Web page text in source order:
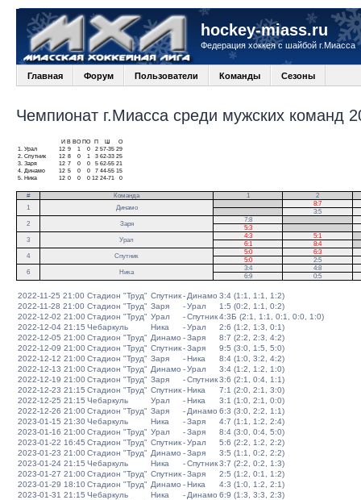
hockey-miass.ru
Федерация хоккея с шайбой г.Миасса
Главная Форум Пользователи Команды Сезоны
Чемпионат г.Миасса среди мужских команд
И В ВО ПО П
О
1.
Урал 12 9 1 0 2 57-35 29
2. Спутник 12 8 0 1 3 62-33 25
3. Заря 12 7 0 0 5 62-55 21
4.
Динамо 12 5 0 0 7 44-55 15
5.
Ника 12 0 0 0 12 24-71 0
# Команда 1
2
1
Динамо
8:7
3:5
2
Заря
7:8
5:3
3
Урал
4:3 5:1
6:1
8:4
4
Спутник
5:0
6:3
5:0
2:5
6
Ника
3:4
4:8
6:9
0:5
2022-11-25 21:00 Стадион "Труд" Спутник- Динамо 3:4 (1:1, 1:1, 1:2)
2022-11-28 21:00 Стадион "Труд" Заря -Урал
1:5 (0:2, 1:1, 0:2)
2022-12-02 21:00Стадион "Труд" Урал -Спутник4:3Б (2:1, 1:1, 0:1, 0:0, 1:0)
2022-12-04 21:15 Чебаркуль Ника -Урал
2:6 (1:2, 1:3, 0:1)
2022-12-05 21:00Стадион "Труд" Динамо -Заря
8:7 (2:2, 2:3, 4:2)
2022-12-09 21:00Стадион "Труд" Спутник-Заря
9:5 (3:0, 1:5, 5:0)
2022-12-12 21:00Стадион "Труд" Заря -Ника
8:4 (1:0, 3:2, 4:2)
2022-12-13 21:00Стадион "Труд" Динамо -Урал
3:4 (1:2, 1:2, 1:0)
2022-12-19 21:00Стадион "Труд" Заря -Спутник3:6 (2:1, 0:4, 1:1)
2022-12-23 21:15 Стадион "Труд" Спутник-Ника
7:1 (2:0, 2:1, 3:0)
2022-12-25 21:15 Чебаркуль Урал -Ника
3:1 (1:0, 2:1, 0:0)
2022-12-26 21:00Стадион "Труд" Заря - Динамо 6:3 (3:0, 2:2, 1:1)
2023-01-15 21:30Чебаркуль Ника -Заря
4:7 (1:1, 1:2, 2:4)
2023-01-16 21:00Стадион "Труд" Урал -Заря
8:4 (3:0, 0:4, 5:0)
2023-01-22 16:45 Стадион "Труд" Спутник-Урал
5:6 (2:2, 1:2, 2:2)
2023-01-23 21:00Стадион "Труд" Динамо -Заря
3:5 (1:1, 0:2, 2:2)
2023-01-24 21:15 Чебаркуль Ника -Спутник3:7 (2:2, 0:2, 1:3)
2023-01-27 21:00Стадион "Труд" Спутник-Заря
2:5 (1:2, 0:1, 1:2)
2023-01-29 18:10Стадион "Труд" Динамо -Ника
4:3 (1:0, 1:2, 2:1)
2023-01-31 21:15 Чебаркуль Ника - Динамо 6:9 (1:3, 3:3, 2:3)